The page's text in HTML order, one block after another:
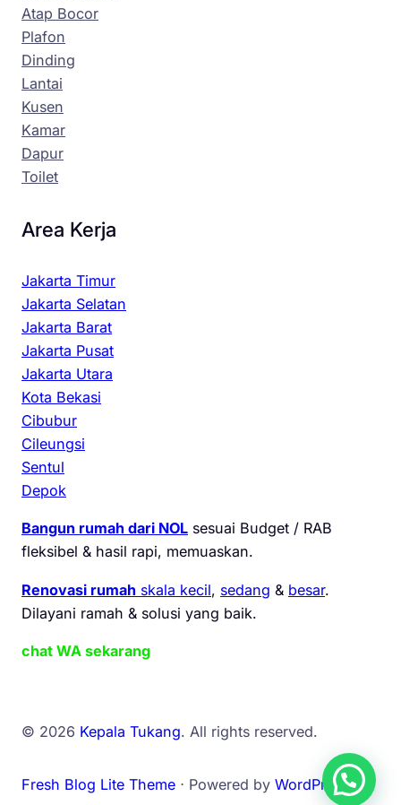
Atap Bocor
Plafon
Dinding
Lantai
Kusen
Kamar
Dapur
Toilet
Area Kerja
Jakarta Timur
Jakarta Selatan
Jakarta Barat
Jakarta Pusat
Jakarta Utara
Kota Bekasi
Cibubur
Cileungsi
Sentul
Depok
Bangun rumah dari NOL sesuai Budget / RAB
fleksibel & hasil rapi, memuaskan.
Renovasi rumah skala kecil, sedang & besar.
Dilayani ramah & solusi yang baik.
chat WA sekarang
© 2026 Kepala Tukang. All rights reserved.
Fresh Blog Lite Theme ⋅ Powered by WordPress